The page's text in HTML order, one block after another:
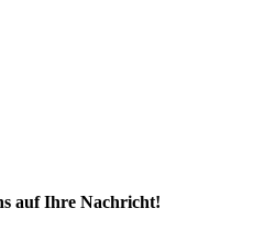
auf Ihre Nachricht!